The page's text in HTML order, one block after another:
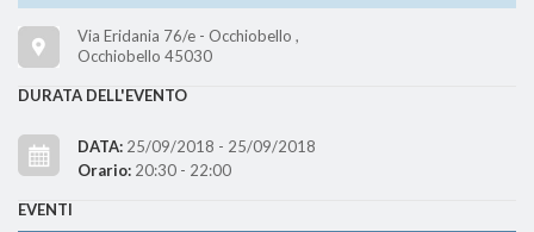
Via Eridania 76/e - Occhiobello ,
Occhiobello 45030
DURATA DELL'EVENTO
DATA: 25/09/2018 - 25/09/2018
Orario: 20:30 - 22:00
EVENTI